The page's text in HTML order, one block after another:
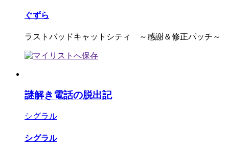
ぐずら
ラストバッドキャットシティ ～感謝＆修正パッチ～
謎解き電話の脱出記
シグラル
シグラル